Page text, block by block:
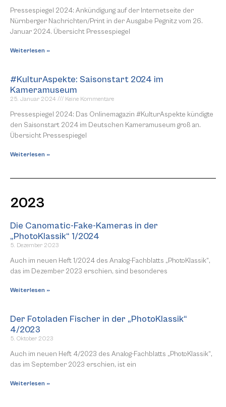
Pressespiegel 2024: Ankündigung auf der Internetseite der
Nürnberger Nachrichten/Print in der Ausgabe Pegnitz vom 26.
Januar 2024. Übersicht Pressespiegel
Weiterlesen »
#KulturAspekte: Saisonstart 2024 im
Kameramuseum
25. Januar 2024 Keine Kommentare
Pressespiegel 2024: Das Onlinemagazin #KulturAspekte kündigte
den Saisonstart 2024 im Deutschen Kameramuseum groß an.
Übersicht Pressespiegel
Weiterlesen »
2023
Die Canomatic-Fake-Kameras in der
„PhotoKlassik“ 1/2024
5. Dezember 2023
Auch im neuen Heft 1/2024 des Analog-Fachblatts „PhotoKlassik“,
das im Dezember 2023 erschien, sind besonderes
Weiterlesen »
Der Fotoladen Fischer in der „PhotoKlassik“
4/2023
5. Oktober 2023
Auch im neuen Heft 4/2023 des Analog-Fachblatts „PhotoKlassik“,
das im September 2023 erschien, ist ein
Weiterlesen »